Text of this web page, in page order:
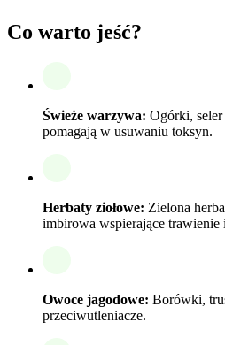
Co warto jeść?
Świeże warzywa: Ogórki,
pomagają w usuwaniu toksyn.
Herbaty ziołowe: Zielona
imbirowa wspierające trawienie
Owoce jagodowe: Borówki,
przeciwutleniacze.